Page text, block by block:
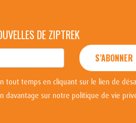
DE ZIPTREK
S’ABONNER
tout temps en cliquant sur le lien de
davantage sur notre politique de vie